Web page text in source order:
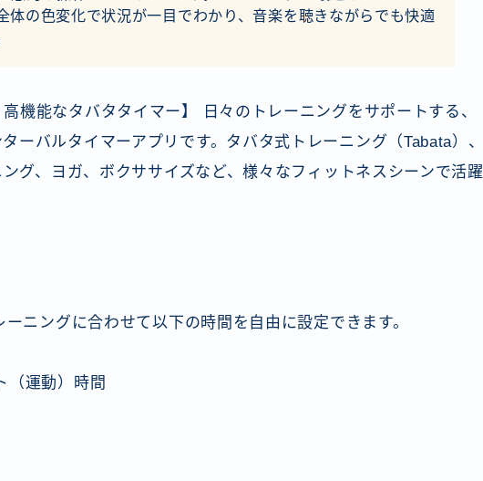
体の色変化で状況が一目でわかり、音楽を聴きながらでも快適
高機能なタバタタイマー】 日々のトレーニングをサポートする、
ーバルタイマーアプリです。タバタ式トレーニング（Tabata）、
グ、ヨガ、ボクササイズなど、様々なフィットネスシーンで活躍
ニングに合わせて以下の時間を自由に設定できます。
（運動）時間